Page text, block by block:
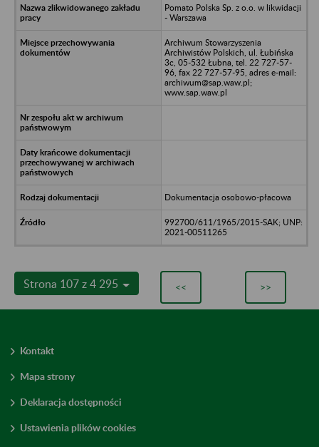
Pomato Polska Sp. z o.o. w likwidacji
- Warszawa
Archiwum Stowarzyszenia
Archiwistów Polskich, ul. Łubińska
3c, 05-532 Łubna, tel. 22 727-57-
96, fax 22 727-57-95, adres e-mail:
archiwum@sap.waw.pl;
www.sap.waw.pl
Dokumentacja osobowo-płacowa
992700/611/1965/2015-SAK; UNP:
2021-00511265
Strona 107 z 4 295 << >>
Kontakt
Mapa strony
Deklaracja dostępności
Ustawienia plików cookies